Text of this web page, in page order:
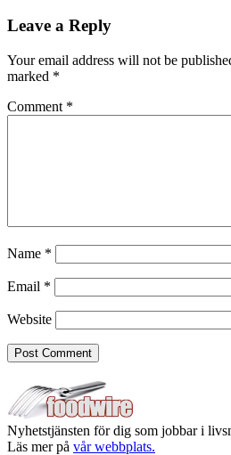
Leave a Reply
Your email address will not be
marked *
Comment *
Name *
Email *
Website
Nyhetstjänsten för dig som jobbar i
Läs mer på vår webbplats.